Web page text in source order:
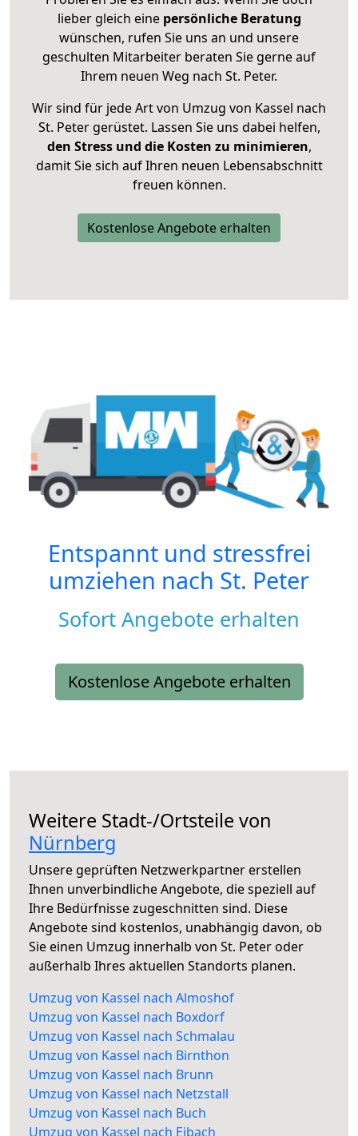
lieber gleich eine persönliche Beratung
wünschen, rufen Sie uns an und unsere
geschulten Mitarbeiter beraten Sie gerne auf
Ihrem neuen Weg nach St. Peter.
Wir sind für jede Art von Umzug von Kassel nach
St. Peter gerüstet. Lassen Sie uns dabei helfen,
den Stress und die Kosten zu minimieren,
damit Sie sich auf Ihren neuen Lebensabschnitt
freuen können.
Kostenlose Angebote erhalten
Entspannt und stressfrei
umziehen nach St. Peter
Sofort Angebote erhalten
Kostenlose Angebote erhalten
Weitere Stadt-/Ortsteile von
Nürnberg
Unsere geprüften Netzwerkpartner erstellen
Ihnen unverbindliche Angebote, die speziell auf
Ihre Bedürfnisse zugeschnitten sind. Diese
Angebote sind kostenlos, unabhängig davon, ob
Sie einen Umzug innerhalb von St. Peter oder
außerhalb Ihres aktuellen Standorts planen.
Umzug von Kassel nach Almoshof
Umzug von Kassel nach Boxdorf
Umzug von Kassel nach Schmalau
Umzug von Kassel nach Birnthon
Umzug von Kassel nach Brunn
Umzug von Kassel nach Netzstall
Umzug von Kassel nach Buch
Umzug von Kassel nach Eibach